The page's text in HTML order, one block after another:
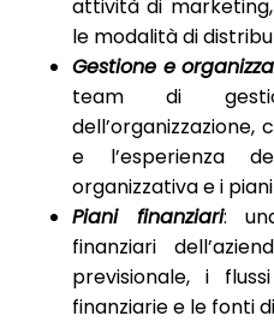
attività di
le modalità di
Gestione e
team di
e l’esperienza
organizzativa e i
Piani finanziari:
finanziari
previsionale, i
finanziarie e le fonti